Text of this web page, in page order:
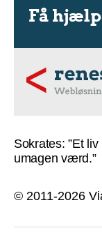
Sokrates: ”Et
umagen værd.”
© 2011-2026